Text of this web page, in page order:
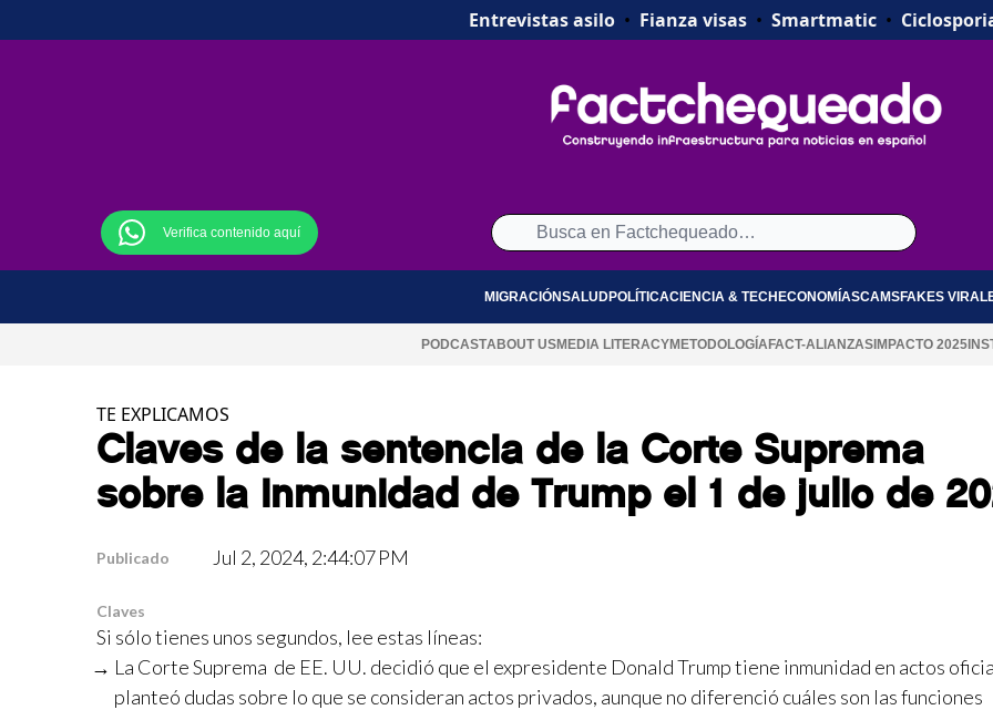
Entrevistas asilo• Fianza visas• Smartmatic•
Verifica contenido aquí
MIGRACIÓNSALUDPOLÍTICACIENCIA & TECH ECONOMÍASCAMSFAKES
PODCASTABOUT USMEDIA LITERACYMETODOLOGÍA FACT-ALIANZASIMPACTO 2025
TE EXPLICAMOS
Claves de la sentencia de la Corte Suprema
sobre la inmunidad de Trump el 1 de julio de
Publicado Jul 2, 2024, 2:44:07 PM
Claves
Si sólo tienes unos segundos, lee estas líneas:
La Corte Suprema de EE. UU. decidió que el expresidente Donald Trump tiene inmunidad en actos
planteó dudas sobre lo que se consideran actos privados, aunque no diferenció cuáles son las funciones